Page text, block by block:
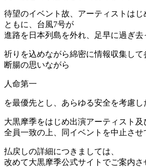
待望のイベント故、アーティストは
ともに、台風7号が
進路を日本列島を外れ、足早に過ぎ去
祈りを込めながら綿密に情報収集して
断腸の思いながら
人命第一
を最優先とし、あらゆる安全を考慮し
大黒摩季をはじめ出演アーティスト
全員一致の上、同イベントを中止させ
払戻しの詳細につきましては、
改めて大黒摩季公式サイトでご案内